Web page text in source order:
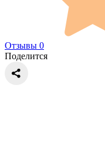
Отзывы 0
Поделится